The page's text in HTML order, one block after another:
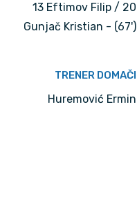
13 Eftimov Filip / 20
Gunjač Kristian - (67')
TRENER DOMAČI
Huremović Ermin